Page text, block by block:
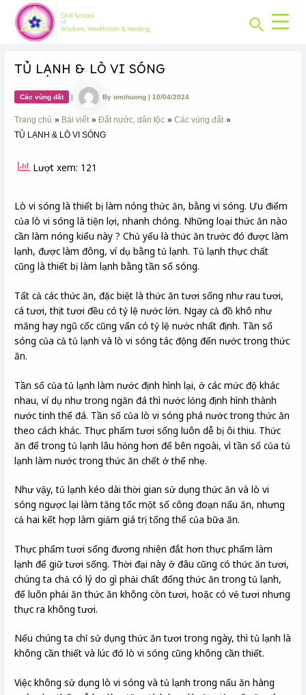
content
Search
TỦ LẠNH & LÒ VI SÓNG
Các vùng đất | Byomihuong|10/04/2024
Trang chủ Bài viết Đất nước, dân tộc
Các vùng đất
TỦ LẠNH & LÒ VI SÓNG
Lượt xem: 121
Lò vi sóng là thiết bị làm nóng thức ăn, bằng vi sóng. Ưu điểm
của lò vi sóng là tiện lợi, nhanh chóng. Những loại thức ăn nào
cần làm nóng kiểu này ? Chủ yếu là thức ăn trước đó được làm
lạnh, được làm đông, ví dụ bằng tủ lạnh. Tủ lạnh thực chất
cũng là thiết bị làm lạnh bằng tần số sóng.
Tất cả các thức ăn, đặc biệt là thức ăn tươi sống như rau tươi,
cá tươi, thịt tươi đều có tỷ lệ nước lớn. Ngay cả đồ khô như
măng hay ngũ cốc cũng vấn có tỷ lệ nước nhất định. Tần số
sóng của cả tủ lạnh và lò vi sóng tác động đến nước trong thức
ăn.
Tần số của tủ lạnh làm nước định hình lại, ở các mức độ khác
nhau, ví dụ như trong ngăn đá thì nước lỏng định hình thành
nước tinh thể đá. Tần số của lò vi sóng phá nước trong thức ăn
theo cách khác. Thực phẩm tươi sống luôn dễ bị ôi thiu. Thức
ăn để trong tủ lạnh lâu hỏng hơn để bên ngoài, vì tần số của tủ
lạnh làm nước trong thức ăn chết ở thể nhẹ.
Như vậy, tủ lạnh kéo dài thời gian sử dụng thức ăn và lò vi
sóng ngược lại làm tăng tốc một số công đoạn nấu ăn, nhưng
cả hai kết hợp làm giảm giá trị tổng thể của bữa ăn.
Thực phẩm tươi sống đương nhiên đắt hơn thực phẩm làm
lạnh để giữ tươi sống. Thời đại này ở đâu cũng có thức ăn tươi,
chúng ta chả có lý do gì phải chất đống thức ăn trong tủ lạnh,
để luôn phải ăn thức ăn không còn tươi, hoặc có vẻ tươi nhưng
thực ra không tươi.
Nếu chúng ta chỉ sử dụng thức ăn tươi trong ngày, thì tủ lạnh là
không cần thiết và lúc đó lò vi sóng cũng không cần thiết.
Việc không sử dụng lò vi sóng và tủ lạnh trong nấu ăn hàng
Post
navigation
CHUYÊN
MỤC: